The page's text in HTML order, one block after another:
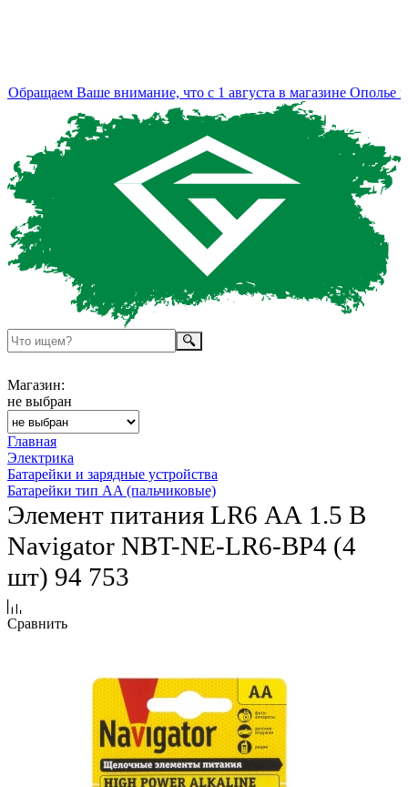
Ваше внимание, что с 1 августа в магазине Ополье
Магазин:
не выбран
Главная
Электрика
Батарейки и зарядные устройства
Батарейки тип AA (пальчиковые)
Элемент питания LR6 АА 1.5 В
Navigator NBT-NE-LR6-BP4 (4
шт) 94 753
Сравнить